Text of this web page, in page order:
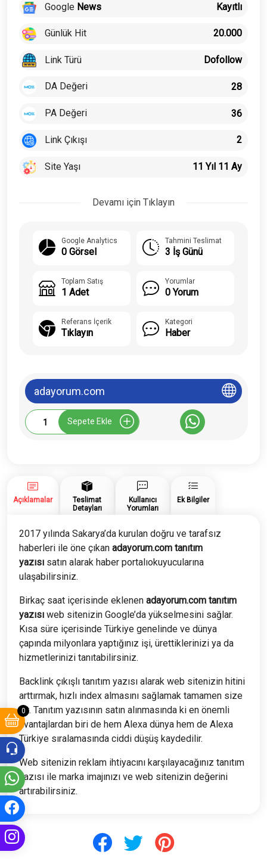
0
Google News Kayıtlı
Günlük Hit 20.000
Link Türü Dofollow
DA Değeri 28
PA Değeri 36
Link Çıkışı 2
Site Yaşı 11 Yıl 11 Ay
Devamı için Tıklayın
Google Analytics
0 Görsel
Tahmini Teslimat
3 İş Günü
Toplam Satış
1 Adet
Yorumlar
0 Yorum
Referans İçerik
Tıklayın
Kategori
Haber
adayorum.com
Adayorum.com
Tanıtım
Sepete Ekle
Açıklamalar
Teslimat
Detayları
Kullanıcı
Yorumları
Ek Bilgiler
2017 yılında Sakarya’da kurulan doğru ve tarafsız
haberleri ile öne çıkan adayorum.com tanıtım
yazısı satın alarak haber portalıokuyucularına
ulaşabilirsiniz.
Birkaç saat içerisinde eklenen adayorum.com tanıtım
yazısı web sitenizin Google’da yükselmesini sağlar.
Kısa süre içerisinde Türkiye genelinde ve dünya
çapında milyonlara yaptığınız işi, ürettiklerinizi ya da
hizmetlerinizi tanıtabilirsiniz.
Backlink çıkışlı tanıtım yazısı alarak web sitenizin hitini
arttırmak, hızlı index almasını sağlamak tamamen size
ait. Tanıtım yazısının satın alınmasında ki en önemli
avantajlardan biri de hem Alexa dünya hem de Alexa
Türkiye sıralamasında ciddi düşüş kaydedilir.
Web sitenizin reklam ihtiyacını karşılayacağınız tanıtım
yazısı ile marka imajınızı ve web sitenizin değerini
artırabilirsiniz.